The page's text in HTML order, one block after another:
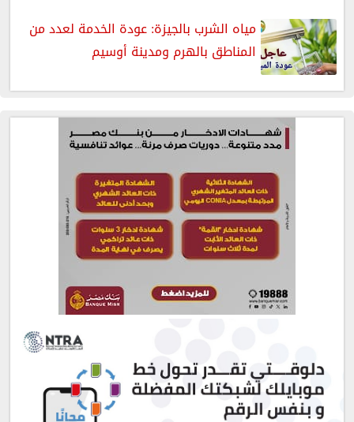
مياه الشرب بالجيزة: عودة الخدمة لعدد من
المناطق بالهرم ومدينة أوسيم